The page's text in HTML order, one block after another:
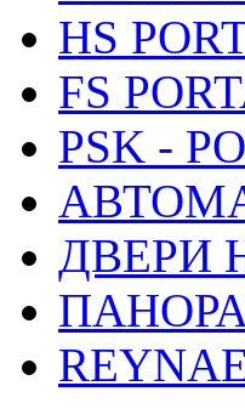
HS
FS
PSK -
ДВЕРИ